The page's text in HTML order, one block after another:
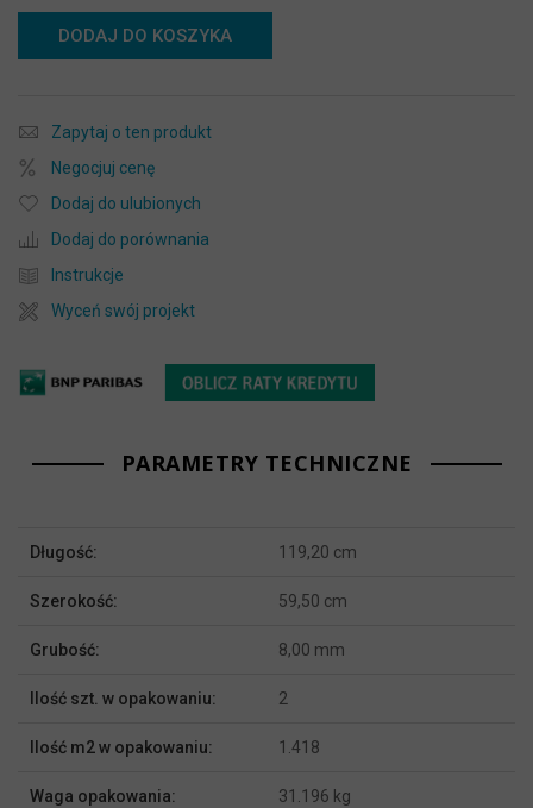
DODAJ DO KOSZYKA
Zapytaj o ten produkt
Negocjuj cenę
Dodaj do ulubionych
Dodaj do porównania
Instrukcje
Wyceń swój projekt
PARAMETRY TECHNICZNE
Więcej
Długość: 119,20 cm
Szerokość: 59,50 cm
Grubość: 8,00 mm
Ilość szt. w opakowaniu: 2
Ilość m2 w opakowaniu: 1.418
Waga opakowania: 31.196 kg